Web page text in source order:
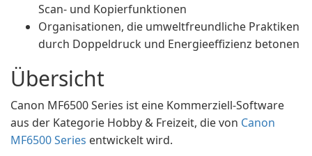
Scan- und Kopierfunktionen
Organisationen, die umweltfreundliche Praktiken
durch Doppeldruck und Energieeffizienz betonen
Übersicht
Canon MF6500 Series ist eine Kommerziell-Software
aus der Kategorie Hobby & Freizeit, die von Canon
MF6500 Series entwickelt wird.